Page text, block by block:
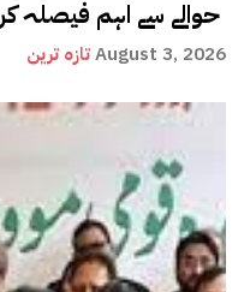
تازہ ترینAugust 3, 2026